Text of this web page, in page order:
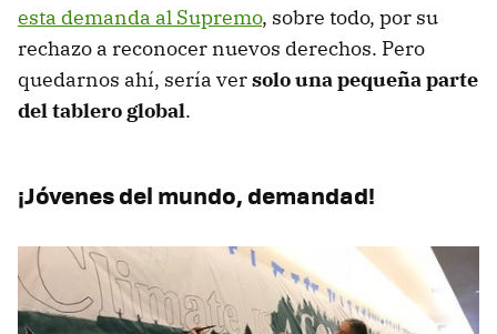
esta demanda al Supremo, sobre todo, por su
rechazo a reconocer nuevos derechos. Pero
quedarnos ahí, sería versolo una pequeña parte
del tablero global.
¡Jóvenes del mundo, demandad!